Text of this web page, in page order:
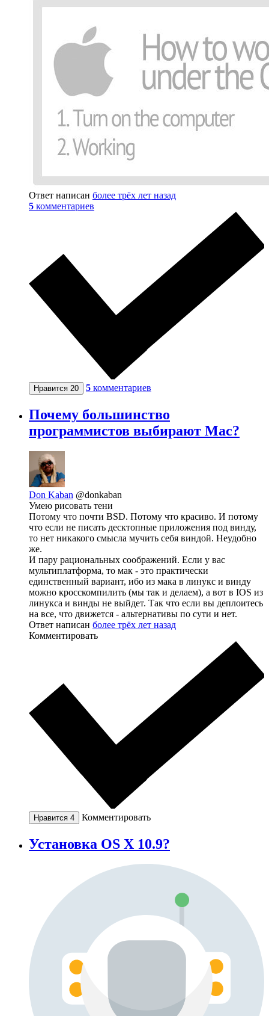
Ответ написан более трёх лет назад
5 комментариев
Нравится 20 5 комментариев
Почему большинство
программистов выбирают Mac?
Don Kaban @donkaban
Умею рисовать тени
Потому что почти BSD. Потому что красиво. И потому
что если не писать десктопные приложения под винду,
то нет никакого смысла мучить себя виндой. Неудобно
же.
И пару рациональных соображений. Если у вас
мультиплатформа, то мак - это практически
единственный вариант, ибо из мака в линукс и винду
можно кросскомпилить (мы так и делаем), а вот в IOS из
линукса и винды не выйдет. Так что если вы деплоитесь
на все, что движется - альтернативы по сути и нет.
Ответ написан более трёх лет назад
Комментировать
Нравится 4 Комментировать
Установка OS X 10.9?